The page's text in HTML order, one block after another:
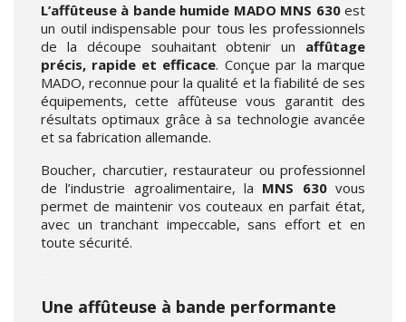
L’affûteuse à bande humide MADO MNS 630est
un outil indispensable pour tous les professionnels
de la découpe souhaitant obtenir un affûtage
précis, rapide et efficace. Conçue par la marque
MADO, reconnue pour la qualité et la fiabilité de ses
équipements, cette affûteuse vous garantit des
résultats optimaux grâce à sa technologie avancée
et sa fabrication allemande.
Boucher, charcutier, restaurateur ou professionnel
de l’industrie agroalimentaire, la MNS 630vous
permet de maintenir vos couteaux en parfait état,
avec un tranchant impeccable, sans effort et en
toute sécurité.
Une affûteuse à bande performante